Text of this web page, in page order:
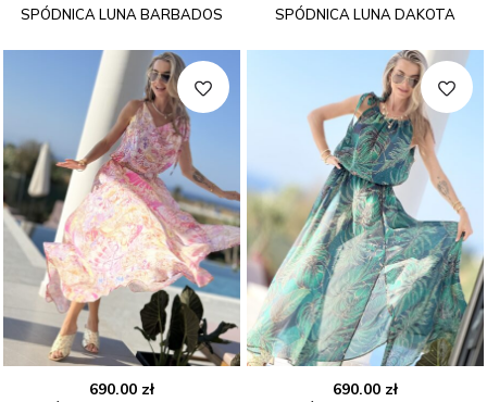
SPÓDNICA LUNA BARBADOS SPÓDNICA LUNA DAKOTA
690.00 zł 690.00 zł